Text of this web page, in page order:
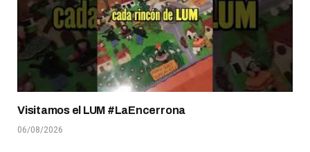
Visitamos el LUM #LaEncerrona
06/08/2026